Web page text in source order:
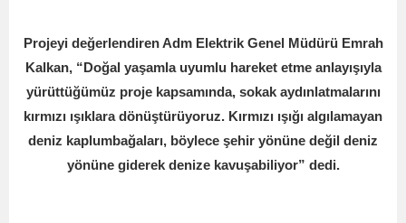
Projeyi değerlendiren Adm Elektrik Genel Müdürü Emrah
Kalkan, “Doğal yaşamla uyumlu hareket etme anlayışıyla
yürüttüğümüz proje kapsamında, sokak aydınlatmalarını
kırmızı ışıklara dönüştürüyoruz. Kırmızı ışığı algılamayan
deniz kaplumbağaları, böylece şehir yönüne değil deniz
yönüne giderek denize kavuşabiliyor” dedi.